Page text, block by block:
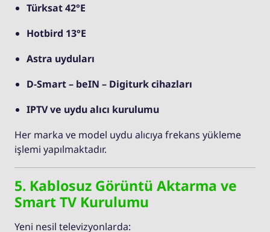
Türksat 42°E
Hotbird 13°E
Astra uyduları
D-Smart – beIN – Digiturk cihazları
IPTV ve uydu alıcı kurulumu
Her marka ve model uydu alıcıya frekans yükleme
işlemi yapılmaktadır.
5. Kablosuz Görüntü Aktarma ve
Smart TV Kurulumu
Yeni nesil televizyonlarda: